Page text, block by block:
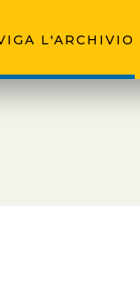
L'ARCHIVIO